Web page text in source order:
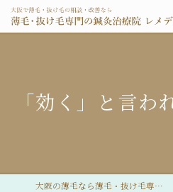
「効く」と言わ
大阪の薄毛なら薄毛・抜け毛専門の鍼灸治療院 レメディ